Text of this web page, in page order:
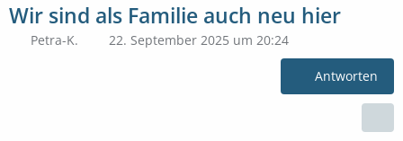
Wir sind als Familie auch neu hier
Petra-K. 22. September 2025 um 20:24
Antworten